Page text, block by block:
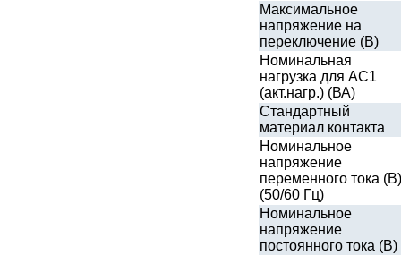
Максимальное
напряжение на
переключение (В)
Номинальная
нагрузка для AC1
(акт.нагр.) (ВА)
Стандартный
материал контакта
Номинальное
напряжение
переменного тока (В)
(50/60 Гц)
Номинальное
напряжение
постоянного тока (В)